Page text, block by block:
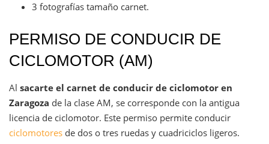
3 fotografías tamaño carnet.
PERMISO DE CONDUCIR DE
CICLOMOTOR (AM)
Al sacarte el carnet de conducir de ciclomotor en
Zaragoza de la clase AM, se corresponde con la antigua
licencia de ciclomotor. Este permiso permite conducir
ciclomotores de dos o tres ruedas y cuadriciclos ligeros.